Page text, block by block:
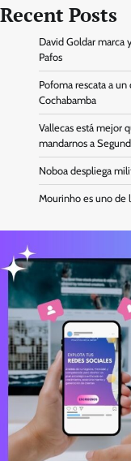
Recent Posts
David Goldar marca
Pafos
Pofoma rescata a
Cochabamba
Vallecas está mejor
mandarnos a
Noboa despliega
Mourinho es uno de